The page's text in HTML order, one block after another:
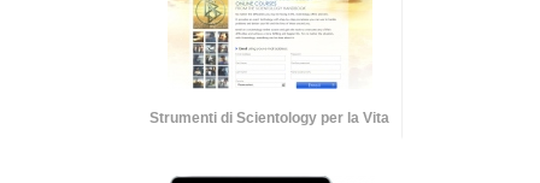
Strumenti di Scientology per la Vita